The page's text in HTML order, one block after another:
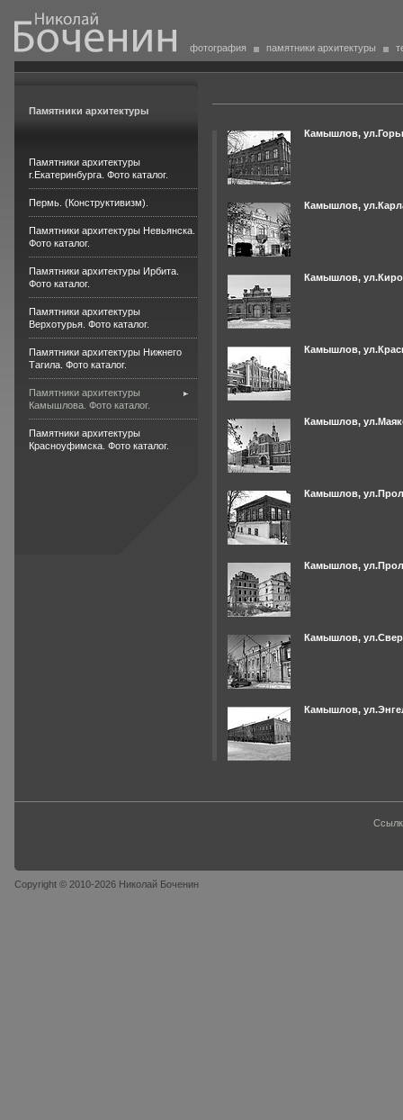
фотография памятники архитектуры
Памятники архитектуры
Памятники архитектуры
г.Екатеринбурга. Фото каталог.
Пермь. (Конструктивизм).
Памятники архитектуры Невьянска.
Фото каталог.
Памятники архитектуры Ирбита.
Фото каталог.
Памятники архитектуры
Верхотурья. Фото каталог.
Памятники архитектуры Нижнего
Тагила. Фото каталог.
Памятники архитектуры
Камышлова. Фото каталог.
Памятники архитектуры
Красноуфимска. Фото каталог.
Камышлов,
Камышлов,
Камышлов,
Камышлов,
Камышлов,
Камышлов,
Камышлов,
Камышлов,
Камышлов,
Copyright © 2010-2026 Николай Боченин